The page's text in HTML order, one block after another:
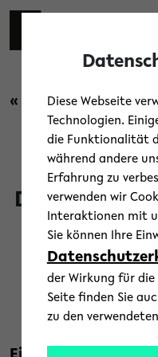
Skip to main content
« Zurück zur
Text:
Diese Webseite
Technologien.
die Funktionalität
während andere
Erfahrung zu
verwenden wir
Interaktionen mit
Sie können Ihre
der Wirkung für
Seite finden Sie
zu den